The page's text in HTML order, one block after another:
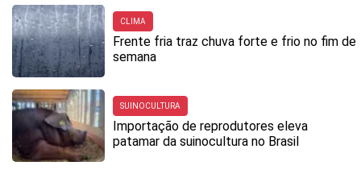
CLIMA
Frente fria traz chuva forte e frio no fim de
semana
SUINOCULTURA
Importação de reprodutores eleva
patamar da suinocultura no Brasil